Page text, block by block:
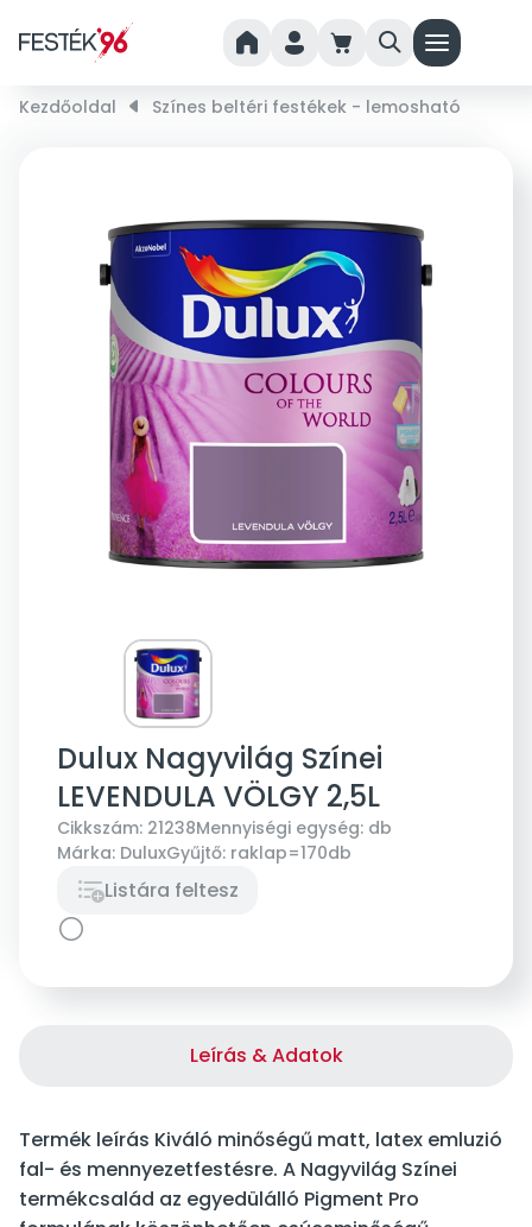
home person cart search menu
Kezdőoldal right_small Színes beltéri festékek - lemosható
Dulux Nagyvilág Színei
LEVENDULA VÖLGY 2,5L
Cikkszám: 21238Mennyiségi egység: db
Márka: DuluxGyűjtő: raklap=170db
Listára feltesz
Leírás & Adatok
Termék leírás Kiváló minőségű matt, latex emluzió
fal- és mennyezetfestésre. A Nagyvilág Színei
termékcsalád az egyedülálló Pigment Pro